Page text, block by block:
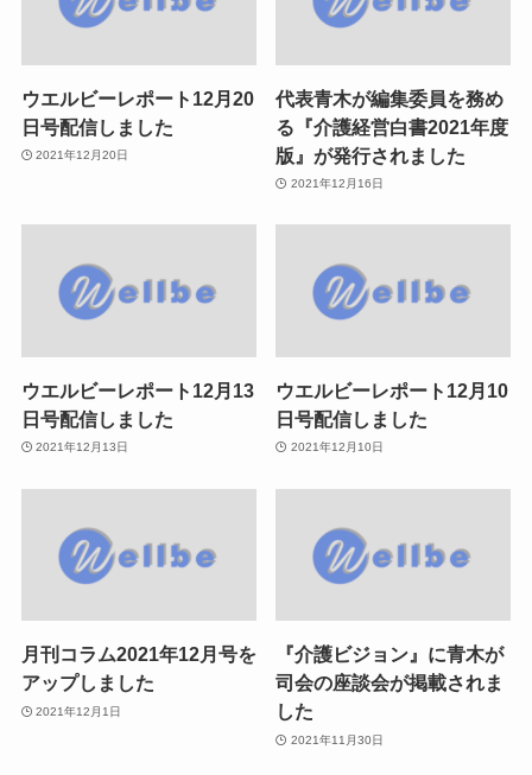
ウエルビーレポート12月20
日号配信しました
2021年12月20日
代表青木が編集委員を務め
る『介護経営白書2021年度
版』が発行されました
2021年12月16日
ウエルビーレポート12月13
日号配信しました
2021年12月13日
ウエルビーレポート12月10
日号配信しました
2021年12月10日
月刊コラム2021年12月号を
アップしました
2021年12月1日
『介護ビジョン』に青木が
司会の座談会が掲載されま
した
2021年11月30日